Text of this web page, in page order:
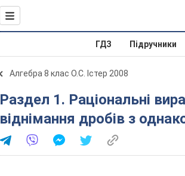
ГДЗ Підручники
Алгебра 8 клас О.С. Істер 2008
Раздел 1. Раціональні вирази. 3. Додавання і
віднімання дробів з